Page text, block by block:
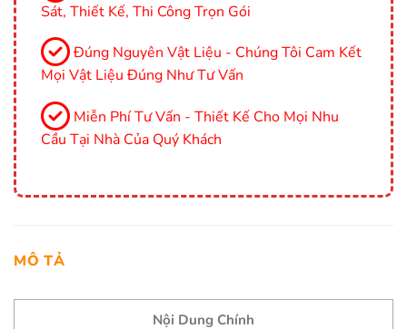
Sát, Thiết Kế, Thi Công Trọn Gói
Đúng Nguyên Vật Liệu - Chúng Tôi Cam Kết
Mọi Vật Liệu Đúng Như Tư Vấn
Miễn Phí Tư Vấn - Thiết Kế Cho Mọi Nhu
Cầu Tại Nhà Của Quý Khách
MÔ TẢ
Nội Dung Chính